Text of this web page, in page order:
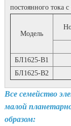
постоянного тока
Модель
БЛ1625-В1
БЛ1625-В2
Все семейство
малой
образом: